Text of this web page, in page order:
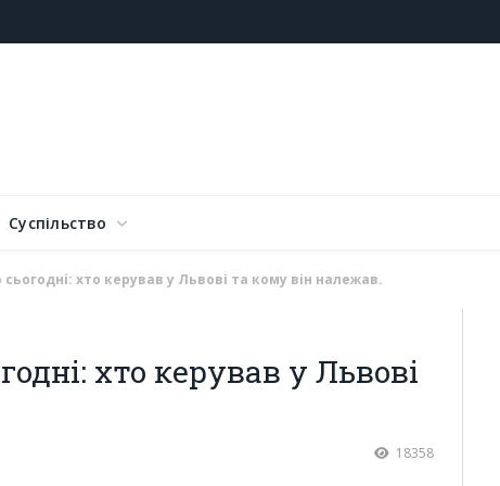
Суспільство
сьогодні: хто керував у Львові та кому він належав.
хто керував у Львові
18358